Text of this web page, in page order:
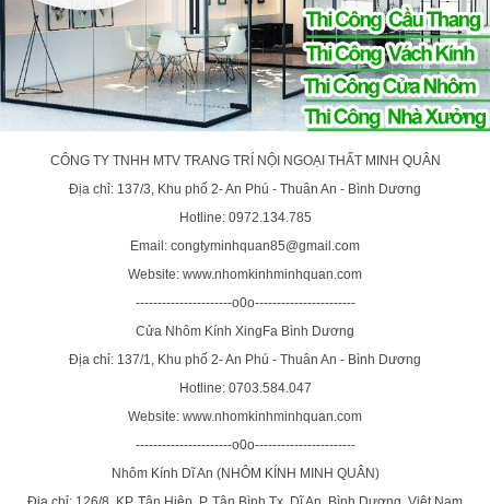
CÔNG TY TNHH MTV TRANG TRÍ NỘI NGOẠI THẤT MINH QUÂN
Địa chỉ: 137/3, Khu phố 2- An Phú - Thuân An - Bình Dương
Hotline: 0972.134.785
Email: congtyminhquan85@gmail.com
Website: www.nhomkinhminhquan.com
----------------------o0o-----------------------
Cửa Nhôm Kính XingFa Bình Dương
Địa chỉ: 137/1, Khu phố 2- An Phú - Thuân An - Bình Dương
Hotline: 0703.584.047
Website: www.nhomkinhminhquan.com
----------------------o0o-----------------------
Nhôm Kính Dĩ An (NHÔM KÍNH MINH QUÂN)